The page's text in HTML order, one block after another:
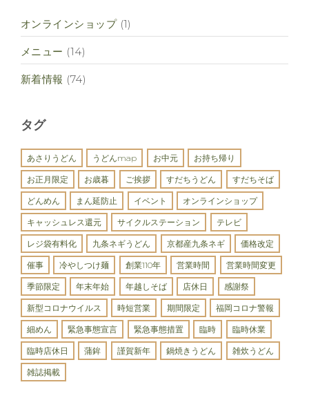
オンラインショップ(1)
メニュー (14)
新着情報 (74)
タグ
あさりうどん うどんmap お中元 お持ち帰り
お正月限定 お歳暮 ご挨拶 すだちうどん すだちそば
どんめん まん延防止 イベント オンラインショップ
キャッシュレス還元 サイクルステーション テレビ
レジ袋有料化 九条ネギうどん 京都産九条ネギ 価格改定
催事 冷やしつけ麺 創業110年 営業時間 営業時間変更
季節限定 年末年始 年越しそば 店休日 感謝祭
新型コロナウイルス 時短営業 期間限定 福岡コロナ警報
細めん 緊急事態宣言 緊急事態措置 臨時 臨時休業
臨時店休日 蒲鉾 謹賀新年 鍋焼きうどん 雑炊うどん
雑誌掲載